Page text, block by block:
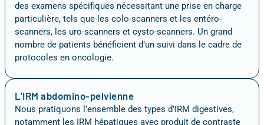
des examens spécifiques nécessitant une prise en charge
particulière, tels que les colo-scanners et les entéro-
scanners, les uro-scanners et cysto-scanners. Un grand
nombre de patients bénéficient d’un suivi dans le cadre de
protocoles en oncologie.
L’IRM abdomino-pelvienne
Nous pratiquons l’ensemble des types d’IRM digestives,
notamment les IRM hépatiques avec produit de contraste